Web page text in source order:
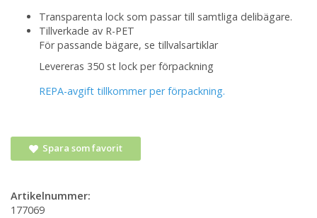
Transparenta lock som passar till samtliga delibägare.
Tillverkade av R-PET
För passande bägare, se tillvalsartiklar
Levereras 350 st lock per förpackning
REPA-avgift tillkommer per förpackning.
Spara som favorit
Artikelnummer:
177069